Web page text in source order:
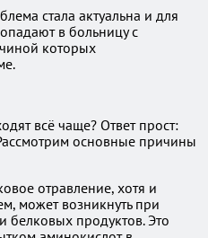
стала актуальна и для
в больницу с
которых
всё чаще? Ответ прост:
основные причины
отравление, хотя и
может возникнуть при
белковых продуктов. Это